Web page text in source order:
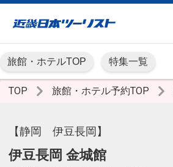
旅館・ホテルTOP 特集一覧
TOP 旅館・ホテル予約TOP
【静岡 伊豆長岡】
伊豆長岡 金城館